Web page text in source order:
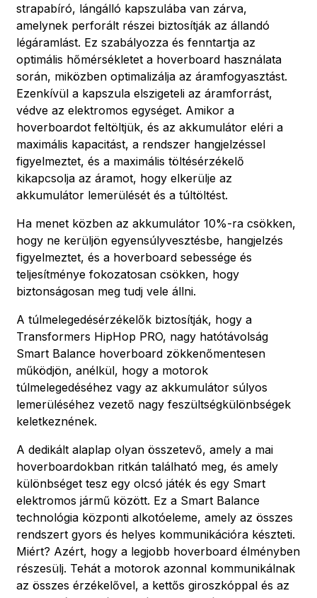
strapabíró, lángálló kapszulába van zárva,
amelynek perforált részei biztosítják az állandó
légáramlást. Ez szabályozza és fenntartja az
optimális hőmérsékletet a hoverboard használata
során, miközben optimalizálja az áramfogyasztást.
Ezenkívül a kapszula elszigeteli az áramforrást,
védve az elektromos egységet. Amikor a
hoverboardot feltöltjük, és az akkumulátor eléri a
maximális kapacitást, a rendszer hangjelzéssel
figyelmeztet, és a maximális töltésérzékelő
kikapcsolja az áramot, hogy elkerülje az
akkumulátor lemerülését és a túltöltést.
Ha menet közben az akkumulátor 10%-ra csökken,
hogy ne kerüljön egyensúlyvesztésbe, hangjelzés
figyelmeztet, és a hoverboard sebessége és
teljesítménye fokozatosan csökken, hogy
biztonságosan meg tudj vele állni.
A túlmelegedésérzékelők biztosítják, hogy a
Transformers HipHop PRO, nagy hatótávolság
Smart Balance hoverboard zökkenőmentesen
működjön, anélkül, hogy a motorok
túlmelegedéséhez vagy az akkumulátor súlyos
lemerüléséhez vezető nagy feszültségkülönbségek
keletkeznének.
A dedikált alaplap olyan összetevő, amely a mai
hoverboardokban ritkán található meg, és amely
különbséget tesz egy olcsó játék és egy Smart
elektromos jármű között. Ez a Smart Balance
technológia központi alkotóeleme, amely az összes
rendszert gyors és helyes kommunikációra készteti.
Miért? Azért, hogy a legjobb hoverboard élményben
részesülj. Tehát a motorok azonnal kommunikálnak
az összes érzékelővel, a kettős giroszkóppal és az